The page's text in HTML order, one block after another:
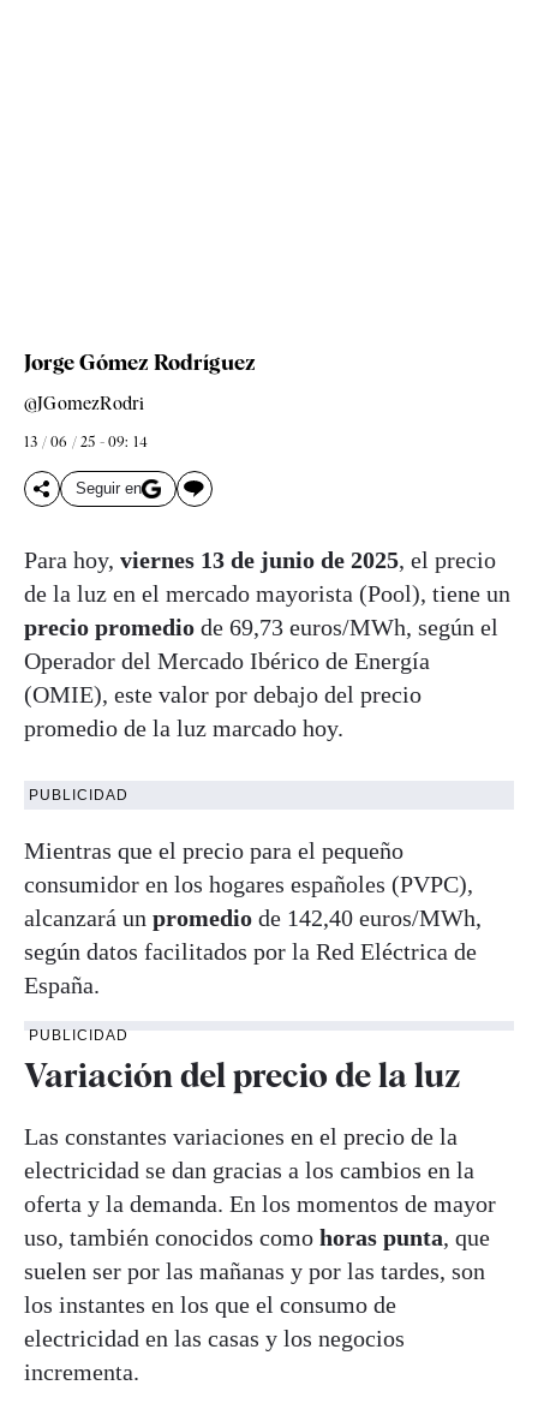
Jorge Gómez Rodríguez
@JGomezRodri
13 / 06 / 25 - 09: 14
Seguir en
Para hoy, viernes 13 de junio de 2025, el precio
de la luz en el mercado mayorista (Pool), tiene un
precio promedio de 69,73 euros/MWh, según el
Operador del Mercado Ibérico de Energía
(OMIE), este valor por debajo del precio
promedio de la luz marcado hoy.
PUBLICIDAD
Mientras que el precio para el pequeño
consumidor en los hogares españoles (PVPC),
alcanzará un promedio de 142,40 euros/MWh,
según datos facilitados por la Red Eléctrica de
España.
PUBLICIDAD
Variación del precio de la luz
Las constantes variaciones en el precio de la
electricidad se dan gracias a los cambios en la
oferta y la demanda. En los momentos de mayor
uso, también conocidos como horas punta, que
suelen ser por las mañanas y por las tardes, son
los instantes en los que el consumo de
electricidad en las casas y los negocios
incrementa.